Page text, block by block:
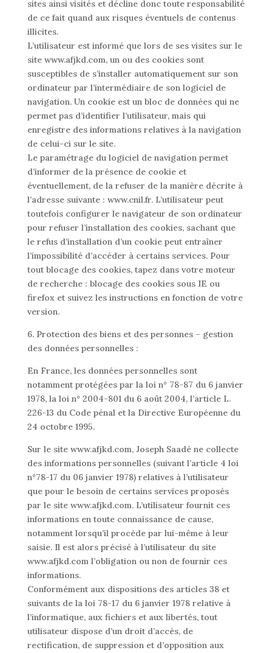
sites ainsi visités et décline donc toute responsabilité
de ce fait quand aux risques éventuels de contenus
illicites.
L’utilisateur est informé que lors de ses visites sur le
site www.afjkd.com, un ou des cookies sont
susceptibles de s’installer automatiquement sur son
ordinateur par l’intermédiaire de son logiciel de
navigation. Un cookie est un bloc de données qui ne
permet pas d’identifier l’utilisateur, mais qui
enregistre des informations relatives à la navigation
de celui-ci sur le site.
Le paramétrage du logiciel de navigation permet
d’informer de la présence de cookie et
éventuellement, de la refuser de la manière décrite à
l’adresse suivante : www.cnil.fr. L’utilisateur peut
toutefois configurer le navigateur de son ordinateur
pour refuser l’installation des cookies, sachant que
le refus d’installation d’un cookie peut entraîner
l’impossibilité d’accéder à certains services. Pour
tout blocage des cookies, tapez dans votre moteur
de recherche : blocage des cookies sous IE ou
firefox et suivez les instructions en fonction de votre
version.
6. Protection des biens et des personnes – gestion
des données personnelles :
En France, les données personnelles sont
notamment protégées par la loi n° 78-87 du 6 janvier
1978, la loi n° 2004-801 du 6 août 2004, l’article L.
226-13 du Code pénal et la Directive Européenne du
24 octobre 1995.
Sur le site www.afjkd.com, Joseph Saadé ne collecte
des informations personnelles (suivant l’article 4 loi
n°78-17 du 06 janvier 1978) relatives à l’utilisateur
que pour le besoin de certains services proposés
par le site www.afjkd.com. L’utilisateur fournit ces
informations en toute connaissance de cause,
notamment lorsqu’il procède par lui-même à leur
saisie. Il est alors précisé à l’utilisateur du site
www.afjkd.com l’obligation ou non de fournir ces
informations.
Conformément aux dispositions des articles 38 et
suivants de la loi 78-17 du 6 janvier 1978 relative à
l’informatique, aux fichiers et aux libertés, tout
utilisateur dispose d’un droit d’accès, de
rectification, de suppression et d’opposition aux